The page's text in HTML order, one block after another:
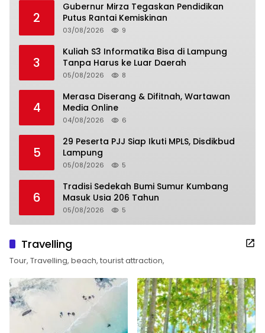
2
Gubernur Mirza Tegaskan Pendidikan
Putus Rantai Kemiskinan
03/08/2026 9
3
Kuliah S3 Informatika Bisa di Lampung
Tanpa Harus ke Luar Daerah
05/08/2026 8
4
Merasa Diserang & Difitnah, Wartawan
Media Online
04/08/2026 6
5
29 Peserta PJJ Siap Ikuti MPLS, Disdikbud
Lampung
05/08/2026 5
6
Tradisi Sedekah Bumi Sumur Kumbang
Masuk Usia 206 Tahun
05/08/2026 5
Travelling
Tour, Travelling, beach, tourist attraction,